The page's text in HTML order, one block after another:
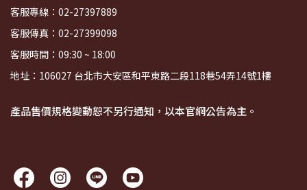
客服專線：02-27397889
客服傳真：02-27399098
客服時間：09:30 ~ 18:00
地址：106027 台北市大安區和平東路二段118巷54弄14號1樓
產品售價規格變動恕不另行通知，以本官網公告為主。